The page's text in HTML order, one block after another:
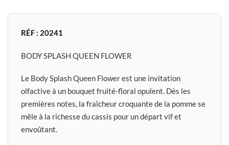
RÉF : 20241
BODY SPLASH QUEEN FLOWER
Le Body Splash Queen Flower est une invitation
olfactive à un bouquet fruité-floral opulent. Dès les
premières notes, la fraîcheur croquante de la pomme se
mêle à la richesse du cassis pour un départ vif et
envoûtant.